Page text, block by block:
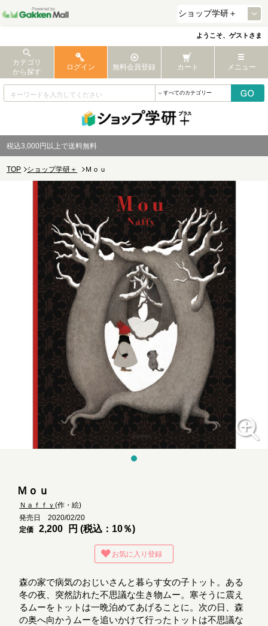
ようこそ、ゲストさま
カテゴリ
から探す
ログイン 無料会員登録 カート メニュー
税込3,000円以上で送料無料
TOP ショップ学研＋ Ｍｏｕ
Ｍｏｕ
Ｎａｆｆｙ(作・絵)
発売日 2020/02/20
定価
2,200 円 (税込：10％)
お気に入り登録
森の家で病気のおじいさんと暮らす女の子トット。ある
冬の夜、突然訪れた不思議な生き物ムー。寒そうに震え
るムーをトットは一晩泊めてあげることに。次の日、森
の奥へ向かうムーを追いかけて行ったトットは不思議な